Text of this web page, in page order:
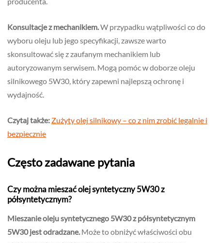
Konsultacje z mechanikiem.W przypadku wątpliwości co do
wyboru oleju lub jego specyfikacji, zawsze warto
skonsultować się z zaufanym mechanikiem lub
autoryzowanym serwisem. Mogą pomóc w doborze oleju
silnikowego 5W30, który zapewni najlepszą ochronę i
wydajność.
Czytaj także: Zużyty olej silnikowy – co z nim zrobić legalnie i
bezpiecznie
Często zadawane pytania
Czy można mieszać olej syntetyczny 5W30 z
półsyntetycznym?
Mieszanie oleju syntetycznego 5W30 z półsyntetycznym
5W30 jest odradzane. Może to obniżyć właściwości obu